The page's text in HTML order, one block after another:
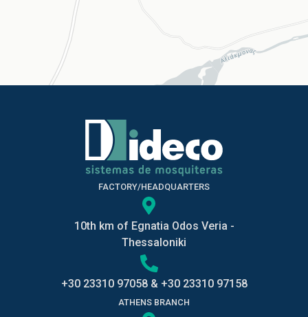
FACTORY/HEADQUARTERS
10th km of Egnatia Odos Veria -
Thessaloniki
+30 23310 97058& +30 23310 97158
ATHENS BRANCH